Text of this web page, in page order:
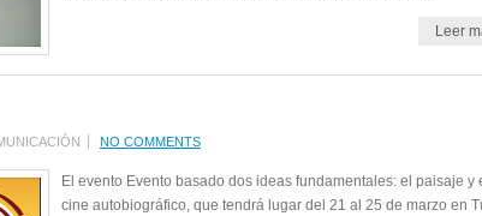
Leer
NO COMMENTS
El evento Evento basado dos ideas fundamentales: el paisaje y
cine autobiográfico, que tendrá lugar del 21 al 25 de marzo en